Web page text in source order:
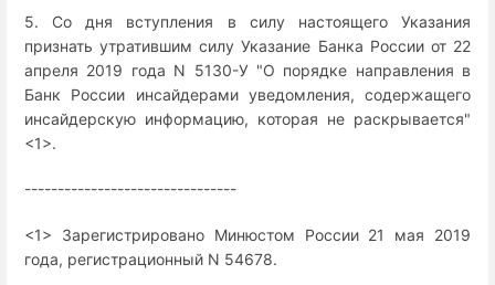
5. Со дня вступления в силу настоящего Указания
признать утратившим силу Указание Банка России от 22
апреля 2019 года N 5130-У "О порядке направления в
Банк России инсайдерами уведомления, содержащего
инсайдерскую информацию, которая не раскрывается"
<1>.
--------------------------------
<1> Зарегистрировано Минюстом России 21 мая 2019
года, регистрационный N 54678.